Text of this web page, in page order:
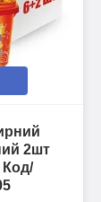
2шт
Код/